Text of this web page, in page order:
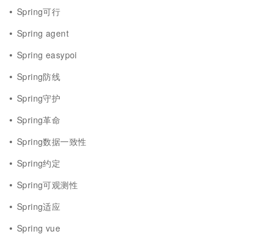
Spring可行
Spring agent
Spring easypoi
Spring防线
Spring守护
Spring革命
Spring数据一致性
Spring约定
Spring可观测性
Spring适应
Spring vue